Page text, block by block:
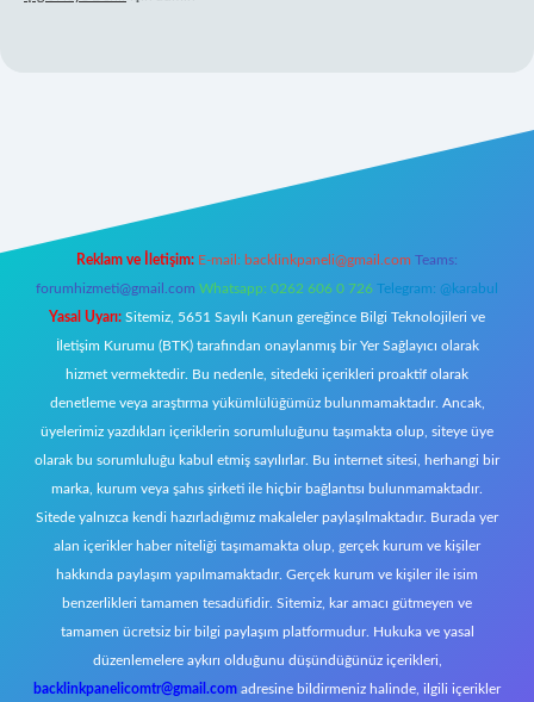
Reklam ve İletişim: E-mail: backlinkpaneli@gmail.com Teams:
forumhizmeti@gmail.com Whatsapp: 0262 606 0 726 Telegram: @karabul
Yasal Uyarı: Sitemiz, 5651 Sayılı Kanun gereğince Bilgi Teknolojileri ve
İletişim Kurumu (BTK) tarafından onaylanmış bir Yer Sağlayıcı olarak
hizmet vermektedir. Bu nedenle, sitedeki içerikleri proaktif olarak
denetleme veya araştırma yükümlülüğümüz bulunmamaktadır. Ancak,
üyelerimiz yazdıkları içeriklerin sorumluluğunu taşımakta olup, siteye üye
olarak bu sorumluluğu kabul etmiş sayılırlar. Bu internet sitesi, herhangi bir
marka, kurum veya şahıs şirketi ile hiçbir bağlantısı bulunmamaktadır.
Sitede yalnızca kendi hazırladığımız makaleler paylaşılmaktadır. Burada yer
alan içerikler haber niteliği taşımamakta olup, gerçek kurum ve kişiler
hakkında paylaşım yapılmamaktadır. Gerçek kurum ve kişiler ile isim
benzerlikleri tamamen tesadüfidir. Sitemiz, kar amacı gütmeyen ve
tamamen ücretsiz bir bilgi paylaşım platformudur. Hukuka ve yasal
düzenlemelere aykırı olduğunu düşündüğünüz içerikleri,
backlinkpanelicomtr@gmail.com adresine bildirmeniz halinde, ilgili içerikler